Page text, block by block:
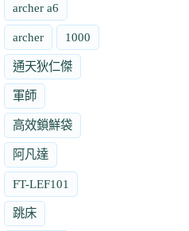
archer a6
archer 1000
通天狄仁傑
軍師
高效鎖鮮袋
阿凡達
FT-LEF101
跳床